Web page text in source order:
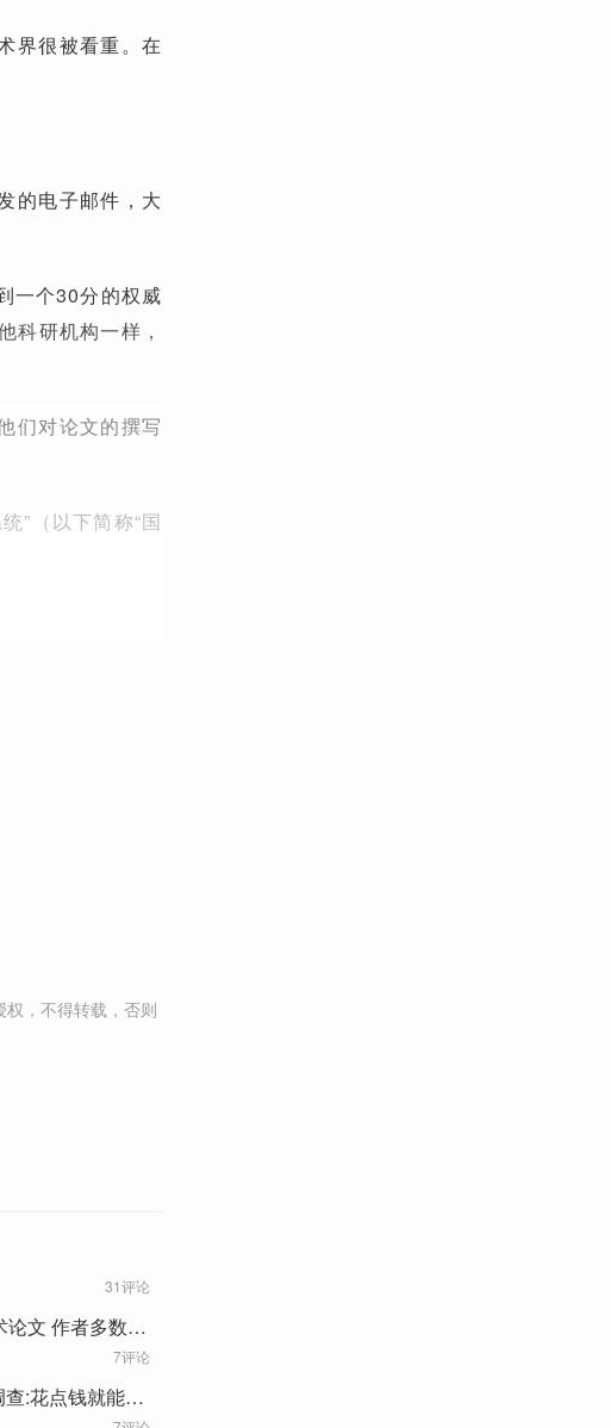
界很被看重。在
的电子邮件，大
一个30分的权威
科研机构一样，
们对论文的撰写
”（以下简称“国
，不得转载，否则
31评论
文 作者多数来
7评论
:花点钱就能发